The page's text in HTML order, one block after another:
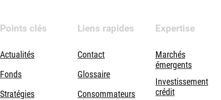
Points clés
Actualités
Fonds
Stratégies
Liens rapides
Contact
Glossaire
Consommateurs
Expertise
Marchés
émergents
Investissement
crédit